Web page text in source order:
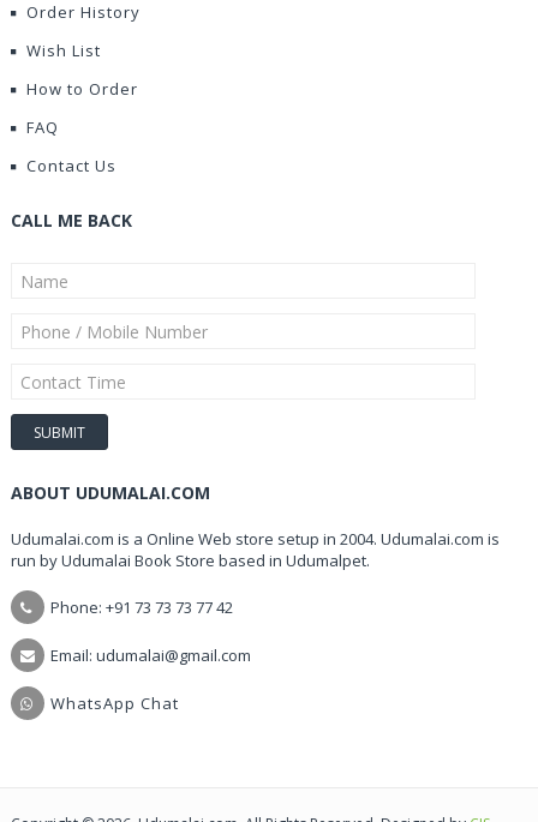
Order History
Wish List
How to Order
FAQ
Contact Us
CALL ME BACK
ABOUT UDUMALAI.COM
Udumalai.com is a Online Web store setup in 2004. Udumalai.com is
run by Udumalai Book Store based in Udumalpet.
Phone: +91 73 73 73 77 42
Email: udumalai@gmail.com
WhatsApp Chat